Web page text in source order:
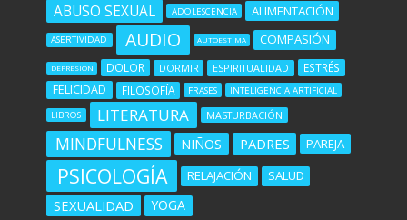
ABUSO SEXUAL ADOLESCENCIA ALIMENTACIÓN
ASERTIVIDAD AUDIO AUTOESTIMA COMPASIÓN
DEPRESIÓN DOLOR DORMIR ESPIRITUALIDAD ESTRÉS
FELICIDAD FILOSOFÍA FRASES INTELIGENCIA ARTIFICIAL
LIBROS LITERATURA MASTURBACIÓN
MINDFULNESS NIÑOS PADRES PAREJA
PSICOLOGÍA RELAJACIÓN SALUD
SEXUALIDAD
YOGA